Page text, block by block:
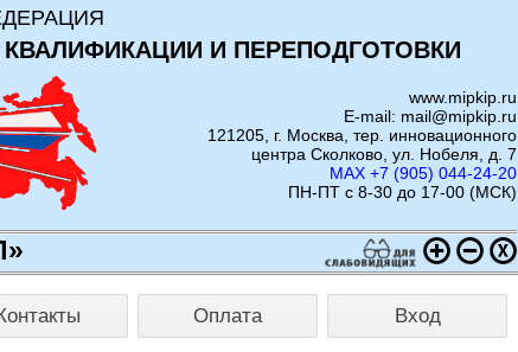
И ПЕРЕПОДГОТОВКИ
www.mipkip.ru
E-mail: mail@mipkip.ru
121205, г. Москва, тер. инновационного
центра Сколково, ул. Нобеля, д. 7
MAX +7 (905) 044-24-20
ПН-ПТ с 8-30 до 17-00 (МСК)
Оплата Вход